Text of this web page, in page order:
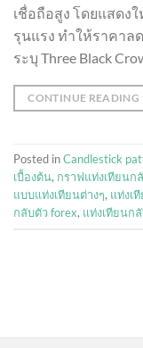
เชื่อถือสูง โดยแสดง
รุนแรง ทำให้ราคาล
ระบุ Three Black
CONTINUE READING
Posted inCandlestick
เบื้องต้น, กราฟแท่งเทียนก
แบบแท่งเทียนต่างๆ, แท่งเ
กลับตัว forex, แท่งเทียนก